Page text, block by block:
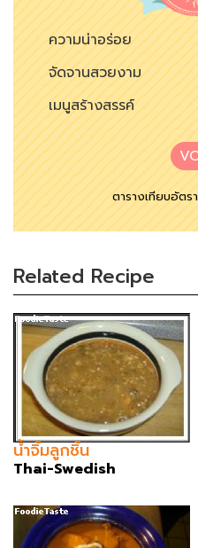
ความน่าอร่อย
จัดจานสวยงาม
เมนูสร้างสรรค์
ตารางเทียบอัตร
Related Recipe
น้ำจิ้มลูกชิ้น
Thai-Swedish